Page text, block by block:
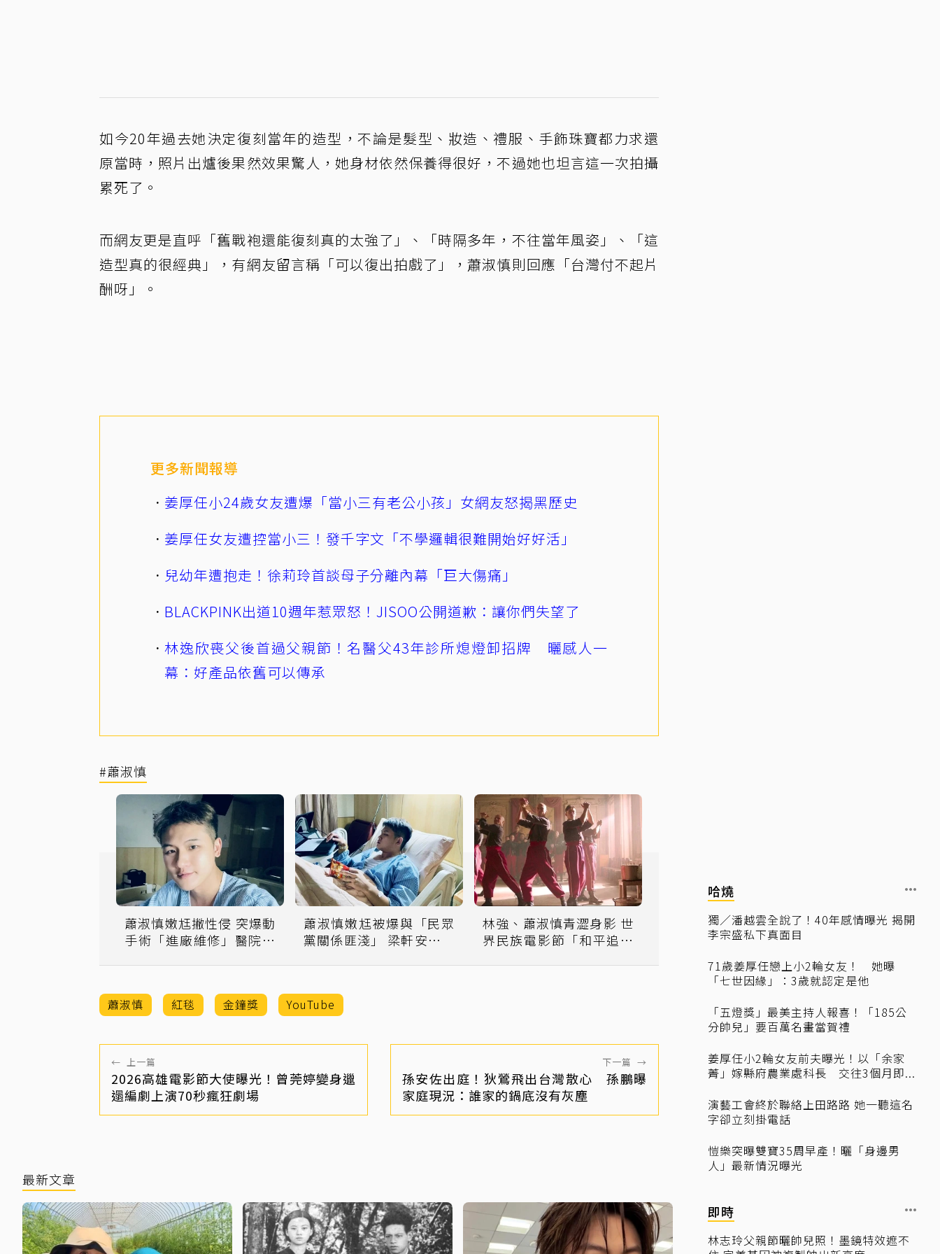
如今20年過去她決定復刻當年的造型，不論是髮型、妝造、禮服、手飾珠寶都力求還
原當時，照片出爐後果然效果驚人，她身材依然保養得很好，不過她也坦言這一次拍攝
累死了。
而網友更是直呼「舊戰袍還能復刻真的太強了」、「時隔多年，不往當年風姿」、「這
造型真的很經典」，有網友留言稱「可以復出拍戲了」，蕭淑慎則回應「台灣付不起片
酬呀」。
更多新聞報導
姜厚任小24歲女友遭爆「當小三有老公小孩」女網友怒揭黑歷史
姜厚任女友遭控當小三！發千字文「不學邏輯很難開始好好活」
兒幼年遭抱走！徐莉玲首談母子分離內幕「巨大傷痛」
BLACKPINK出道10週年惹眾怒！JISOO公開道歉：讓你們失望了
林逸欣喪父後首過父親節！名醫父43年診所熄燈卸招牌 曬感人一
幕：好產品依舊可以傳承
#蕭淑慎
蕭淑慎嫩尪撇性侵 突爆動
手術「進廠維修」醫院照
蕭淑慎嫩尪被爆與「民眾
黨關係匪淺」 梁軒安術後
林強、蕭淑慎青澀身影 世
界民族電影節「和平追想
蕭淑慎 紅毯 金鐘獎 YouTube
← 上一篇
2026高雄電影節大使曝光！曾莞婷變身邋
遢編劇上演70秒瘋狂劇場
下一篇 →
孫安佐出庭！狄鶯飛出台灣散心 孫鵬曝
家庭現況：誰家的鍋底沒有灰塵
最新文章
哈燒
獨／潘越雲全說了！40年感情曝光 揭開
李宗盛私下真面目
71歲姜厚任戀上小2輪女友！ 她曝
「七世因緣」：3歲就認定是他
「五燈獎」最美主持人報喜！「185公
分帥兒」要百萬名畫當賀禮
姜厚任小2輪女友前夫曝光！以「余家
菁」嫁縣府農業處科長 交往3個月即...
演藝工會終於聯絡上田路路 她一聽這名
字卻立刻掛電話
愷樂突曝雙寶35周早產！曬「身邊男
人」最新情況曝光
即時
林志玲父親節曬帥兒照！墨鏡特效遮不